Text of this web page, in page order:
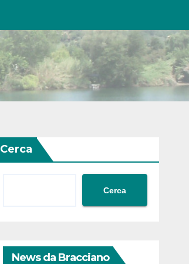
Cerca
Cerca
News da Bracciano